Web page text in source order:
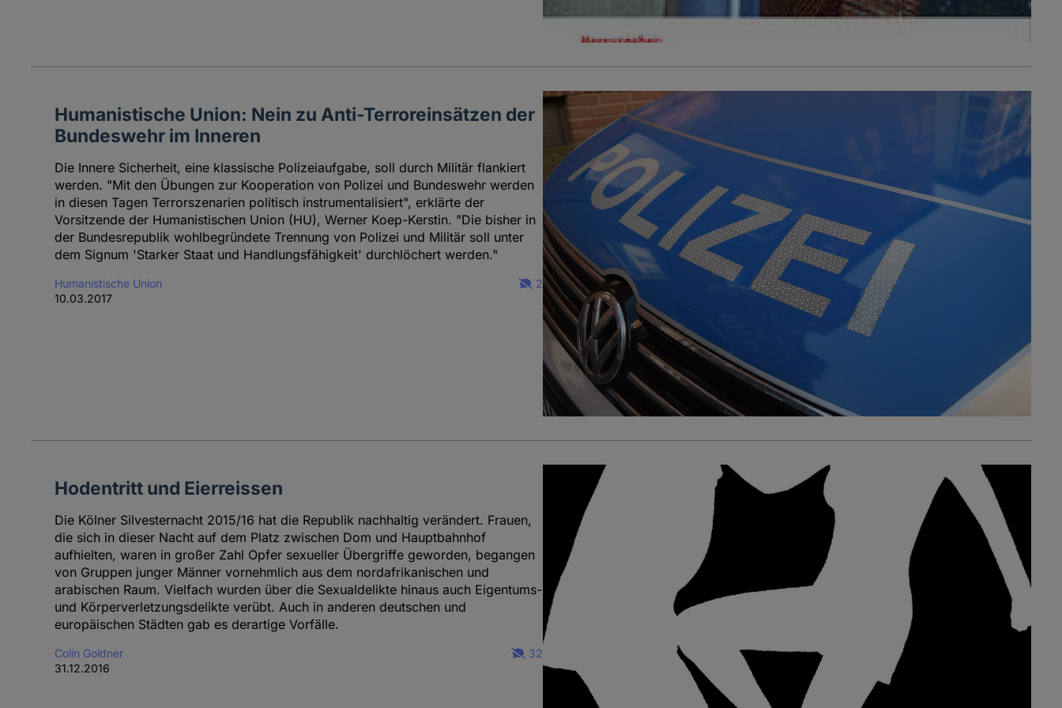
Humanistische Union: Nein zu Anti-Terroreinsätzen der
Bundeswehr im Inneren
Die Innere Sicherheit, eine klassische Polizeiaufgabe, soll durch Militär flankiert
werden. "Mit den Übungen zur Kooperation von Polizei und Bundeswehr werden
in diesen Tagen Terrorszenarien politisch instrumentalisiert", erklärte der
Vorsitzende der Humanistischen Union (HU), Werner Koep-Kerstin. "Die bisher in
der Bundesrepublik wohlbegründete Trennung von Polizei und Militär soll unter
dem Signum 'Starker Staat und Handlungsfähigkeit' durchlöchert werden."
Humanistische Union
10.03.2017
2
Hodentritt und Eierreissen
Die Kölner Silvesternacht 2015/16 hat die Republik nachhaltig verändert. Frauen,
die sich in dieser Nacht auf dem Platz zwischen Dom und Hauptbahnhof
aufhielten, waren in großer Zahl Opfer sexueller Übergriffe geworden, begangen
von Gruppen junger Männer vornehmlich aus dem nordafrikanischen und
arabischen Raum. Vielfach wurden über die Sexualdelikte hinaus auch Eigentums-
und Körperverletzungsdelikte verübt. Auch in anderen deutschen und
europäischen Städten gab es derartige Vorfälle.
Colin Goldner
31.12.2016
32